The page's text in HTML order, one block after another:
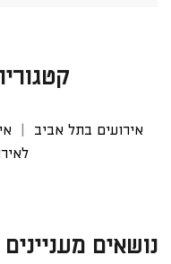
אירועים בתל אביב
נושאים